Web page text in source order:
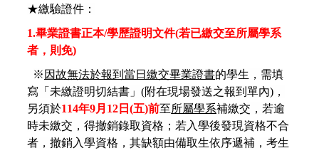
★繳驗證件：
1.畢業證書正本/學歷證明文件(若已繳交至所屬學系
者，則免)
※ 因故無法於報到當日繳交畢業證書的學生，需填
寫「未繳證明切結書」(附在現場發送之報到單內)，
另須於114年9月12日(五)前至所屬學系補繳交，若逾
時未繳交，得撤銷錄取資格；若入學後發現資格不合
者，撤銷入學資格，其缺額由備取生依序遞補，考生